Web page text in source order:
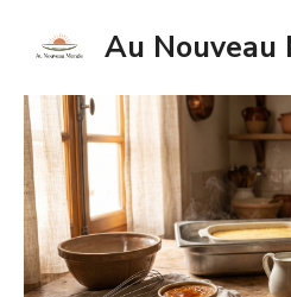
Au Nouveau